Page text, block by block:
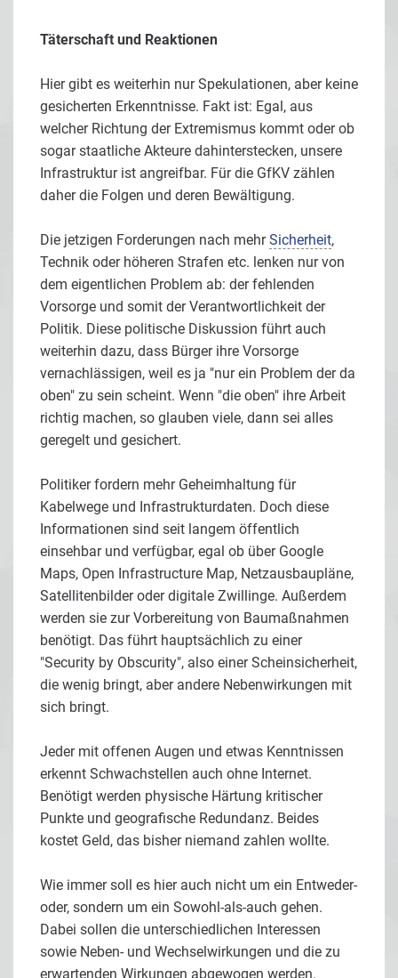
Täterschaft und Reaktionen
Hier gibt es weiterhin nur Spekulationen, aber keine
gesicherten Erkenntnisse. Fakt ist: Egal, aus
welcher Richtung der Extremismus kommt oder ob
sogar staatliche Akteure dahinterstecken, unsere
Infrastruktur ist angreifbar. Für die GfKV zählen
daher die Folgen und deren Bewältigung.
Die jetzigen Forderungen nach mehrSicherheit,
Technik oder höheren Strafen etc. lenken nur von
dem eigentlichen Problem ab: der fehlenden
Vorsorge und somit der Verantwortlichkeit der
Politik. Diese politische Diskussion führt auch
weiterhin dazu, dass Bürger ihre Vorsorge
vernachlässigen, weil es ja "nur ein Problem der da
oben" zu sein scheint. Wenn "die oben" ihre Arbeit
richtig machen, so glauben viele, dann sei alles
geregelt und gesichert.
Politiker fordern mehr Geheimhaltung für
Kabelwege und Infrastrukturdaten. Doch diese
Informationen sind seit langem öffentlich
einsehbar und verfügbar, egal ob über Google
Maps, Open Infrastructure Map, Netzausbaupläne,
Satellitenbilder oder digitale Zwillinge. Außerdem
werden sie zur Vorbereitung von Baumaßnahmen
benötigt. Das führt hauptsächlich zu einer
"Security by Obscurity", also einer Scheinsicherheit,
die wenig bringt, aber andere Nebenwirkungen mit
sich bringt.
Jeder mit offenen Augen und etwas Kenntnissen
erkennt Schwachstellen auch ohne Internet.
Benötigt werden physische Härtung kritischer
Punkte und geografische Redundanz. Beides
kostet Geld, das bisher niemand zahlen wollte.
Wie immer soll es hier auch nicht um ein Entweder-
oder, sondern um ein Sowohl-als-auch gehen.
Dabei sollen die unterschiedlichen Interessen
sowie Neben- und Wechselwirkungen und die zu
erwartenden Wirkungen abgewogen werden.